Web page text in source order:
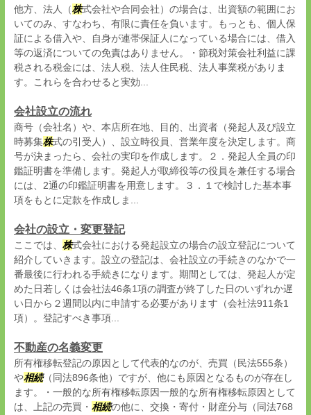
他方、法人（株式会社や合同会社）の場合は、出資額の範囲にお
いてのみ、すなわち、有限に責任を負います。もっとも、個人保
証による借入や、自身が連帯保証人になっている場合には、借入
等の返済についての免責はありません。・節税対策会社利益に課
税される税金には、法人税、法人住民税、法人事業税がありま
す。これらを合わせると実効...
会社設立の流れ
商号（会社名）や、本店所在地、目的、出資者（発起人及び設立
時募集株式の引受人）、設立時役員、営業年度を決定します。商
号が決まったら、会社の実印を作成します。２．発起人全員の印
鑑証明書を準備します。発起人が取締役等の役員を兼任する場合
には、2通の印鑑証明書を用意します。３．１で検討した基本事
項をもとに定款を作成しま...
会社の設立・変更登記
ここでは、 株式会社における発起設立の場合の設立登記について
紹介していきます。設立の登記は、会社設立の手続きのなかで一
番最後に行われる手続きになります。期間としては、発起人が定
めた日若しくは会社法46条1項の調査が終了した日のいずれか遅
い日から２週間以内に申請する必要があります（会社法911条1
項）。登記すべき事項...
不動産の名義変更
所有権移転登記の原因として代表的なのが、売買（民法555条）
や相続（同法896条他）ですが、他にも原因となるものが存在し
ます。・一般的な所有権移転原因一般的な所有権移転原因として
は、上記の売買・ 相続の他に、交換・寄付・財産分与（同法768